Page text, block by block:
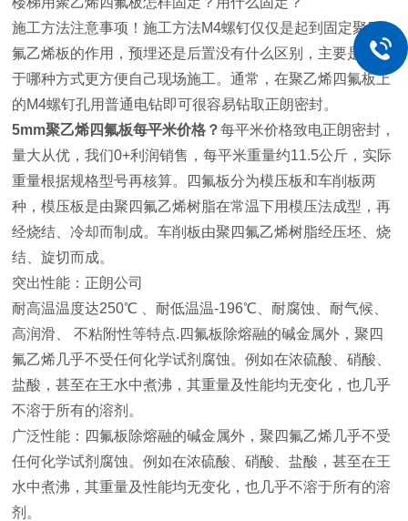
施工方法注意事项！施工方法M4螺钉仅仅是起到固定聚四
氟乙烯板的作用，预埋还是后置没有什么区别，主要是取决
于哪种方式更方便自己现场施工。通常，在聚乙烯四氟板上
的M4螺钉孔用普通电钻即可很容易钻取正朗密封。
5mm聚乙烯四氟板每平米价格？每平米价格致电正朗密封，
量大从优，我们0+利润销售，每平米重量约11.5公斤，实际
重量根据规格型号再核算。四氟板分为模压板和车削板两
种，模压板是由聚四氟乙烯树脂在常温下用模压法成型，再
经烧结、冷却而制成。车削板由聚四氟乙烯树脂经压坯、烧
结、旋切而成。
突出性能：正朗公司
耐高温温度达250℃ 、耐低温温-196℃、耐腐蚀、耐气候、
高润滑、 不粘附性等特点.四氟板除熔融的碱金属外，聚四
氟乙烯几乎不受任何化学试剂腐蚀。例如在浓硫酸、硝酸、
盐酸，甚至在王水中煮沸，其重量及性能均无变化，也几乎
不溶于所有的溶剂。
广泛性能：四氟板除熔融的碱金属外，聚四氟乙烯几乎不受
任何化学试剂腐蚀。例如在浓硫酸、硝酸、盐酸，甚至在王
水中煮沸，其重量及性能均无变化，也几乎不溶于所有的溶
剂。